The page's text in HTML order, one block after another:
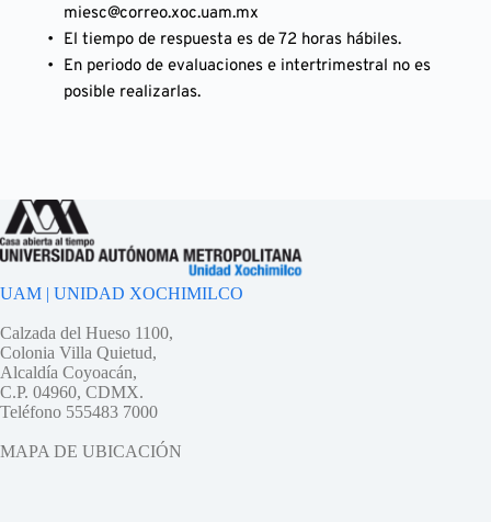
miesc@correo.xoc.uam.mx
El tiempo de respuesta es de 72 horas hábiles.
En periodo de evaluaciones e intertrimestral no es
posible realizarlas.
UAM | UNIDAD XOCHIMILCO
Calzada del Hueso 1100,
Colonia Villa Quietud,
Alcaldía Coyoacán,
C.P. 04960, CDMX.
Teléfono 555483 7000
MAPA DE UBICACIÓN